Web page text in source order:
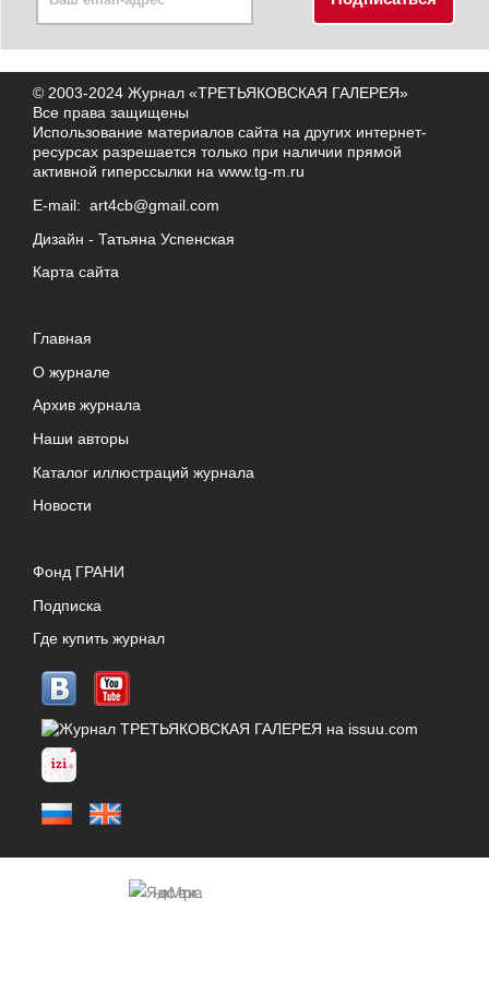
© 2003-2024 Журнал «ТРЕТЬЯКОВСКАЯ ГАЛЕРЕЯ»
Все права защищены
Использование материалов сайта на других интернет-
ресурсах разрешается только при наличии прямой
активной гиперссылки на www.tg-m.ru
E-mail: art4cb@gmail.com
Дизайн - Татьяна Успенская
Карта сайта
Главная
О журнале
Архив журнала
Наши авторы
Каталог иллюстраций журнала
Новости
Фонд ГРАНИ
Подписка
Где купить журнал